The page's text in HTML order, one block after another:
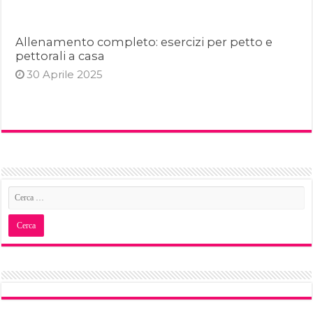
Allenamento completo: esercizi per petto e
pettorali a casa
30 Aprile 2025